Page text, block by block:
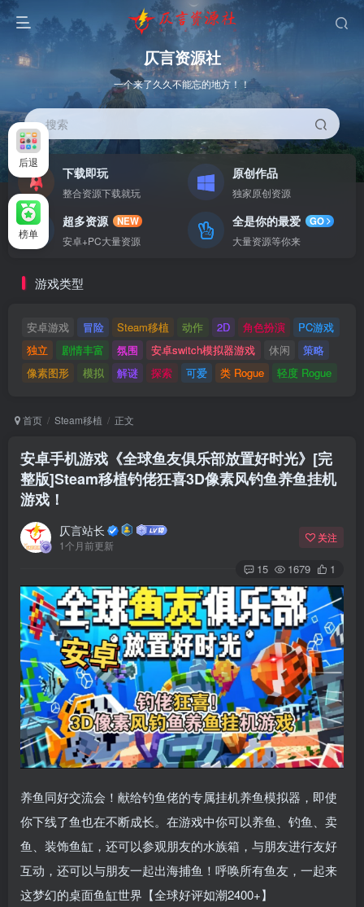
仄言资源社
一个来了久久不能忘的地方！！
搜索
下载即玩
整合资源下载就玩
原创作品
独家原创资源
超多资源
NEW
安卓+PC大量资源
全是你的最爱
GO
大量资源等你来
游戏类型
安卓游戏 冒险 Steam移植 动作 2D 角色扮演
PC游戏
独立
剧情丰富 氛围 安卓switch模拟器游戏 休闲
策略
像素图形
模拟 解谜 探索 可爱 类 Rogue 轻度 Rogue
首页 Steam移植 正文
安卓手机游戏《全球鱼友俱乐部放置好时光》[完
整版]Steam移植钓佬狂喜3D像素风钓鱼养鱼挂机
游戏！
仄言站长
1个月前更新
关注
15 1679 1
养鱼同好交流会！献给钓鱼佬的专属挂机养鱼模拟器，即使
你下线了鱼也在不断成长。在游戏中你可以养鱼、钓鱼、卖
鱼、装饰鱼缸，还可以参观朋友的水族箱，与朋友进行友好
互动，还可以与朋友一起出海捕鱼！呼唤所有鱼友，一起来
这梦幻的桌面鱼缸世界【全球好评如潮2400+】
后退
榜单